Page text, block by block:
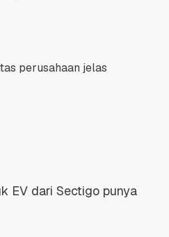
perusahaan jelas
EV dari Sectigo punya